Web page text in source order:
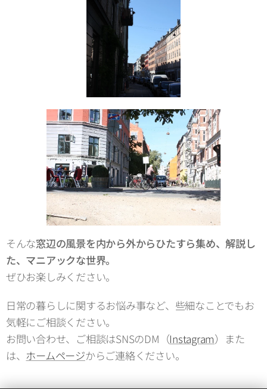
そんな窓辺の風景を内から外からひたすら集め、解説し
た、マニアックな世界。
ぜひお楽しみください。
日常の暮らしに関するお悩み事など、些細なことでもお
気軽にご相談ください。
お問い合わせ、ご相談はSNSのDM（Instagram）また
は、 ホームページからご連絡ください。